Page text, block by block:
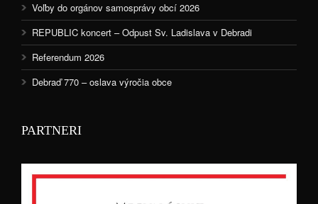
Voľby do orgánov samosprávy obcí 2026
REPUBLIC koncert – Odpust Sv. Ladislava v Debradi
Referendum 2026
Debraď 770 – oslava výročia obce
PARTNERI